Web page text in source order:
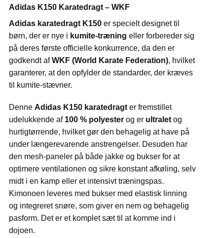
Adidas K150 Karatedragt – WKF
Adidas karatedragt K150er specielt designet til
børn, der er nye i kumite-træning eller forbereder sig
på deres første officielle konkurrence, da den er
godkendt afWKF (World Karate Federation), hvilket
garanterer, at den opfylder de standarder, der kræves
til kumite-stævner.
Denne Adidas K150 karatedragter fremstillet
udelukkende af 100 % polyesterog er ultraletog
hurtigtørrende, hvilket gør den behagelig at have på
under længerevarende anstrengelser. Desuden har
den mesh-paneler på både jakke og bukser for at
optimere ventilationen og sikre konstant afkøling, selv
midt i en kamp eller et intensivt træningspas.
Kimonoen leveres med bukser med elastisk linning
og integreret snøre, som giver en nem og behagelig
pasform. Det er et komplet sæt til at komme ind i
dojoen.